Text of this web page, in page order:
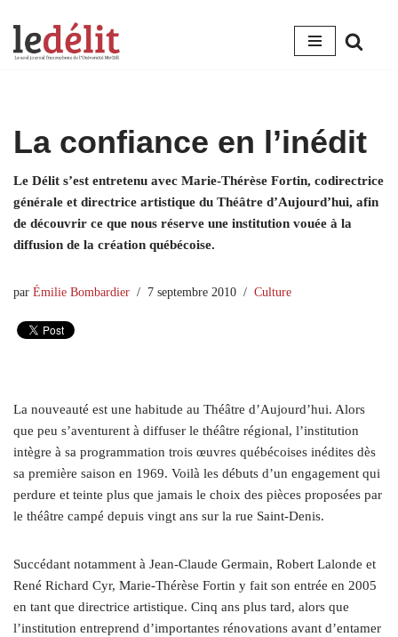
Aller
La confiance en l’inédit
Le Délit s’est entretenu avec Marie-Thérèse Fortin, codirectrice
générale et directrice artistique du Théâtre d’Aujourd’hui, afin
de découvrir ce que nous réserve une institution vouée à la
diffusion de la création québécoise.
par Émilie Bombardier 7 septembre 2010 Culture
La nouveauté est une habitude au Théâtre d’Aujourd’hui. Alors
que peu s’aventurent à diffuser le théâtre régional, l’institution
intègre à sa programmation trois œuvres québécoises inédites dès
sa première saison en 1969. Voilà les débuts d’un engagement qui
perdure et teinte plus que jamais le choix des pièces proposées par
le théâtre campé depuis vingt ans sur la rue Saint-Denis.
Succédant notamment à Jean-Claude Germain, Robert Lalonde et
René Richard Cyr, Marie-Thérèse Fortin y fait son entrée en 2005
en tant que directrice artistique. Cinq ans plus tard, alors que
l’institution entreprend d’importantes rénovations avant d’entamer